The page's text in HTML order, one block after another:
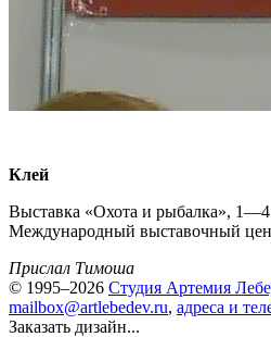
Клей
Выставка «Охота и рыбалка», 1—4
Международный выставочный
Прислал Тимоша
© 1995–2026 Студия Артемия
mailbox@artlebedev.ru, адреса и
Заказать дизайн...